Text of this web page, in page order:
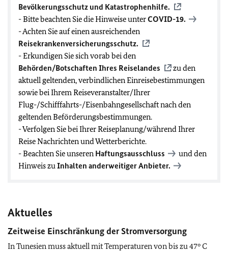
Bevölkerungsschutz und Katastrophenhilfe.
- Bitte beachten Sie die Hinweise unterCOVID-19.
- Achten Sie auf einen ausreichenden
Reisekrankenversicherungsschutz.
- Erkundigen Sie sich vorab bei den
Behörden/Botschaften Ihres Reiselandes
zu den
aktuell geltenden, verbindlichen Einreisebestimmungen
sowie bei Ihrem Reiseveranstalter/Ihrer
Flug-/Schifffahrts-/Eisenbahngesellschaft nach den
geltenden Beförderungsbestimmungen.
- Verfolgen Sie bei Ihrer Reiseplanung/während Ihrer
Reise Nachrichten und Wetterberichte.
- Beachten Sie unseren Haftungsausschluss
und den
Hinweis zuInhalten anderweitiger Anbieter.
Aktuelles
Zeitweise Einschränkung der Stromversorgung
In Tunesien muss aktuell mit Temperaturen von bis zu 47° C